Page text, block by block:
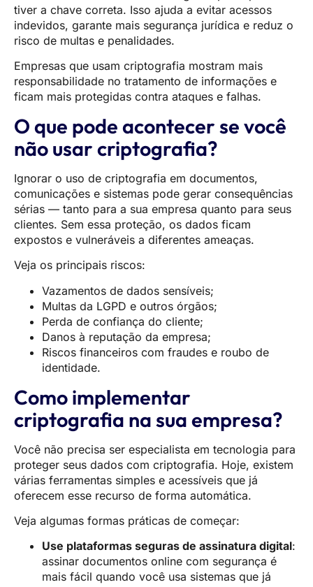
tiver a chave correta. Isso ajuda a evitar acessos
indevidos, garante mais segurança jurídica e reduz o
risco de multas e penalidades.
Empresas que usam criptografia mostram mais
responsabilidade no tratamento de informações e
ficam mais protegidas contra ataques e falhas.
O que pode acontecer se você
não usar criptografia?
Ignorar o uso de criptografia em documentos,
comunicações e sistemas pode gerar consequências
sérias — tanto para a sua empresa quanto para seus
clientes. Sem essa proteção, os dados ficam
expostos e vulneráveis a diferentes ameaças.
Veja os principais riscos:
Vazamentos de dados sensíveis;
Multas da LGPD e outros órgãos;
Perda de confiança do cliente;
Danos à reputação da empresa;
Riscos financeiros com fraudes e roubo de
identidade.
Como implementar
criptografia na sua empresa?
Você não precisa ser especialista em tecnologia para
proteger seus dados com criptografia. Hoje, existem
várias ferramentas simples e acessíveis que já
oferecem esse recurso de forma automática.
Veja algumas formas práticas de começar:
Use plataformas seguras de assinatura digital:
assinar documentos online com segurança é
mais fácil quando você usa sistemas que já